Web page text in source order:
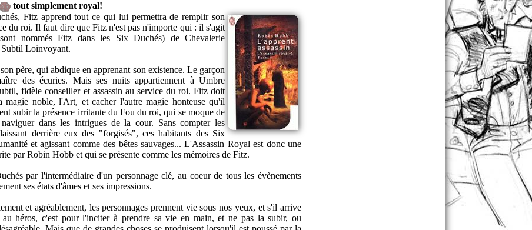
tout simplement royal!
Fitz apprend tout ce qui lui permettra de remplir son
du roi. Il faut dire que Fitz n'est pas n'importe qui : il s'agit
nommés Fitz dans les Six Duchés) de Chevalerie
Loinvoyant.
père, qui abdique en apprenant son existence. Le garçon
des écuries. Mais ses nuits appartiennent à Umbre
fidèle conseiller et assassin au service du roi. Fitz doit
magie noble, l'Art, et cacher l'autre magie honteuse qu'il
subir la présence irritante du Fou du roi, qui se moque de
dans les intrigues de la cour. Sans compter les
derrière eux des "forgisés", ces habitants des Six
et agissant comme des bêtes sauvages... L'Assassin Royal est donc une
par Robin Hobb et qui se présente comme les mémoires de Fitz.
par l'intermédiaire d'un personnage clé, au coeur de tous les évènements
ses états d'âmes et ses impressions.
et agréablement, les personnages prennent vie sous nos yeux, et s'il arrive
héros, c'est pour l'inciter à prendre sa vie en main, et ne pas la subir, ou